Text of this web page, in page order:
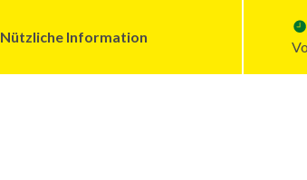
Nützliche Information